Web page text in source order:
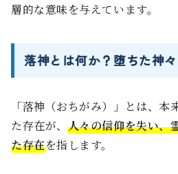
層的な意味を与えています。
落神とは何か？堕ちた神
「落神（おちがみ）」とは、
た存在が、 人々の信仰を失い、
た存在を指します。